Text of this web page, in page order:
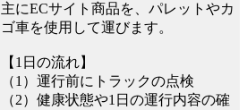
主にECサイト商品を、パレットやカ
ゴ車を使用して運びます。
【1日の流れ】
（1）運行前にトラックの点検
（2）健康状態や1日の運行内容の確